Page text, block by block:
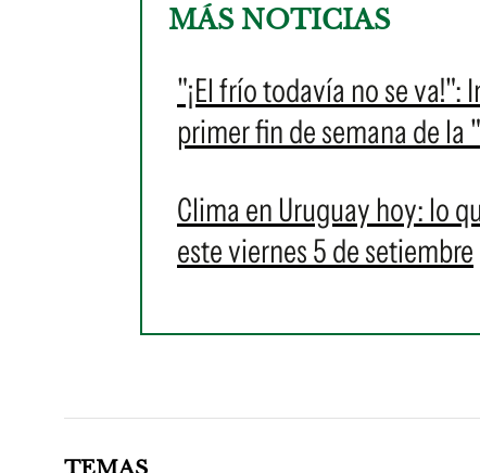
MÁS NOTICIAS
"¡El frío todavía no se
primer fin de semana de
Clima en Uruguay hoy: lo
este viernes 5 de setiembre